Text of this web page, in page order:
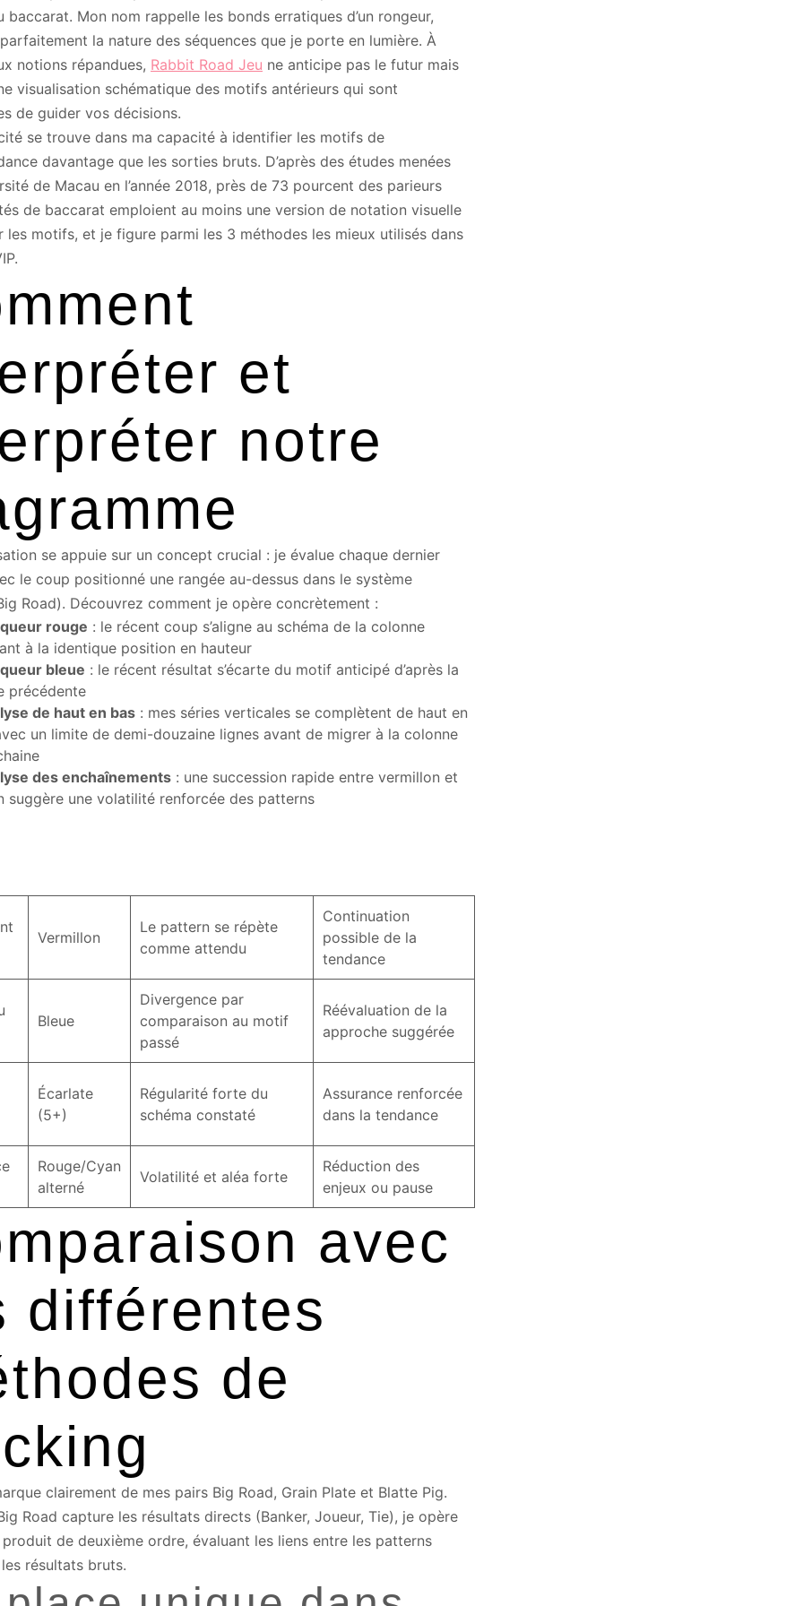
baccarat. Mon nom rappelle les bonds erratiques d’un rongeur,
la nature des séquences que je porte en lumière. À
notions répandues, Rabbit Road Jeu ne anticipe pas le futur mais
visualisation schématique des motifs antérieurs qui sont
de guider vos décisions.
se trouve dans ma capacité à identifier les motifs de
davantage que les sorties bruts. D’après des études menées
de Macau en l’année 2018, près de 73 pourcent des parieurs
de baccarat emploient au moins une version de notation visuelle
les motifs, et je figure parmi les 3 méthodes les mieux utilisés dans
et
notre
se appuie sur un concept crucial : je évalue chaque dernier
le coup positionné une rangée au-dessus dans le système
Road). Découvrez comment je opère concrètement :
rouge : le récent coup s’aligne au schéma de la colonne
à la identique position en hauteur
bleue : le récent résultat s’écarte du motif anticipé d’après la
précédente
de haut en bas : mes séries verticales se complètent de haut en
un limite de demi-douzaine lignes avant de migrer à la colonne
des enchaînements : une succession rapide entre vermillon et
suggère une volatilité renforcée des patterns
Vermillon
Le pattern se répète
comme attendu
Continuation
possible de la
tendance
Bleue
Divergence par
comparaison au motif
passé
Réévaluation de la
approche suggérée
Écarlate
(5+)
Régularité forte du
schéma constaté
Assurance renforcée
dans la tendance
Rouge/Cyan
alterné
Volatilité et aléa forte
Réduction des
enjeux ou pause
avec
différentes
de
clairement de mes pairs Big Road, Grain Plate et Blatte Pig.
Road capture les résultats directs (Banker, Joueur, Tie), je opère
de deuxième ordre, évaluant les liens entre les patterns
résultats bruts.